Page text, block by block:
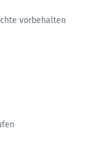
vorbehalten